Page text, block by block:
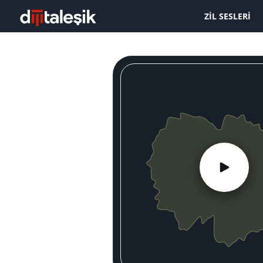
ZIL SESLERI